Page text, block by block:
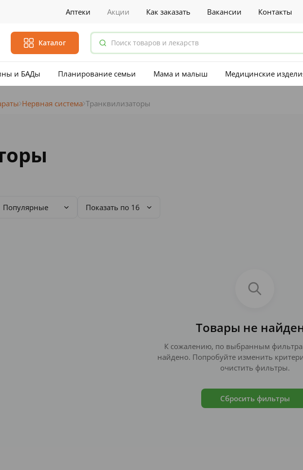
Аптеки Акции Как заказать Вакансии Контакты
Каталог
и БАДы Планирование семьи Мама и малыш Медицинские
Нервная система Транквилизаторы
Популярные Показать по 16
Товары не
К сожалению, по выбранным
найдено. Попробуйте изменить
очистить фильтры.
Сбросить фильтры